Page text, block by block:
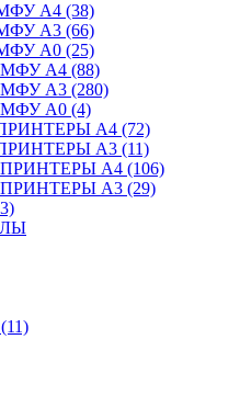
А4 (38)
А3 (66)
А0 (25)
А4 (88)
А3 (280)
А0 (4)
А4 (72)
А3 (11)
А4 (106)
А3 (29)